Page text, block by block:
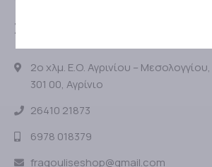
ΣΤΟΙΧΕΙΑ ΕΠΙΚΟΙΝΩΝΙΑΣ
2ο χλμ. Ε.Ο. Αγρινίου – Μεσολογγίου,
301 00, Αγρίνιο
26410 21873
6978 018379
fragouliseshop@gmail.com